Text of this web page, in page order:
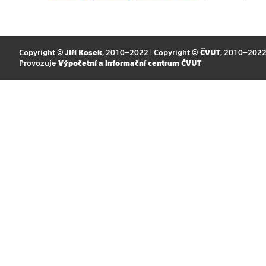
Copyright © Jiří Kosek, 2010–2022 | Copyright © ČVUT, 2010–2022
Provozuje Výpočetní a informační centrum ČVUT